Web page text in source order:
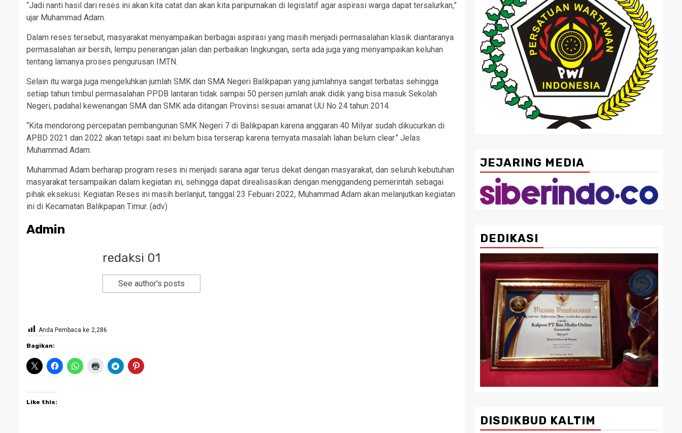
“Jadi nanti hasil dari reses ini akan kita catat dan akan kita paripurnakan di legislatif agar aspirasi warga dapat tersalurkan,”
ujar Muhammad Adam.
Dalam reses tersebut, masyarakat menyampaikan berbagai aspirasi yang masih menjadi permasalahan klasik diantaranya
permasalahan air bersih, lempu penerangan jalan dan perbaikan lingkungan, serta ada juga yang menyampaikan keluhan
tentang lamanya proses pengurusan IMTN.
Selain itu warga juga mengeluhkan jumlah SMK dan SMA Negeri Balikpapan yang jumlahnya sangat terbatas sehingga
setiap tahun timbul permasalahan PPDB lantaran tidak sampai 50 persen jumlah anak didik yang bisa masuk Sekolah
Negeri, padahal kewenangan SMA dan SMK ada ditangan Provinsi sesuai amanat UU No 24 tahun 2014.
“Kita mendorong percepatan pembangunan SMK Negeri 7 di Balikpapan karena anggaran 40 Milyar sudah dikucurkan di
APBD 2021 dan 2022 akan tetapi saat ini belum bisa terserap karena ternyata masalah lahan belum clear.” Jelas
Muhammad Adam.
Muhammad Adam berharap program reses ini menjadi sarana agar terus dekat dengan masyarakat, dan seluruh kebutuhan
masyarakat tersampaikan dalam kegiatan ini, sehingga dapat direalisasikan dengan menggandeng pemerintah sebagai
pihak eksekusi. Kegiatan Reses ini masih berlanjut, tanggal 23 Febuari 2022, Muhammad Adam akan melanjutkan kegiatan
ini di Kecamatan Balikpapan Timur. (adv)
Admin
redaksi 01
See author's posts
Anda Pembaca ke 2,286
Bagikan:
Like this:
JEJARING MEDIA
DEDIKASI
DISDIKBUD KALTIM